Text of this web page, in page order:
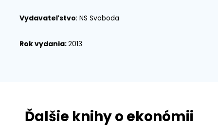
Vydavateľstvo: NS Svoboda
Rok vydania:2013
Ďalšie knihy o ekonómii